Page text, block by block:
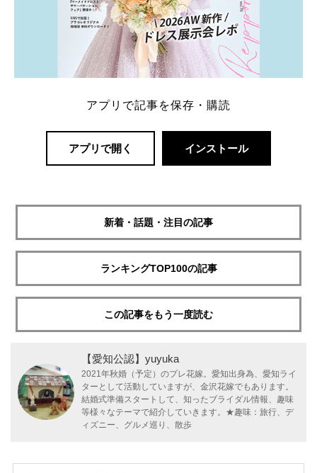
アプリで記事を保存・購読
アプリで開く インストール
新着・話題・注目の記事
ランキングTOP100の記事
この記事をもう一度読む
【愛知公認】yuyuka
2021年秋婚（予定）のプレ花嫁。愛知出身為、愛知ライ
ターとして活動していますが、金沢花嫁でもあります。
結婚式準備スタートして、知ったブライダル情報、趣味
等様々なテーマで紹介していきます。★趣味：旅行、デ
ィズニー、グルメ巡り、散歩